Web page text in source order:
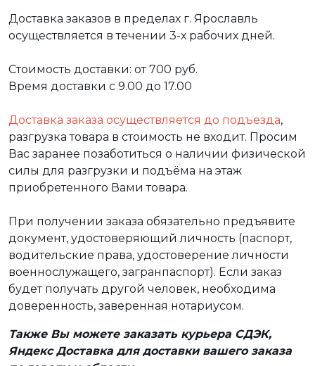
Доставка заказов в пределах г. Ярославль
осуществляется в течении 3-х рабочих дней.
Стоимость доставки: от 700 руб.
Время доставки с 9.00 до 17.00
Доставка заказа осуществляется до подъезда,
разгрузка товара в стоимость не входит. Просим
Вас заранее позаботиться о наличии физической
силы для разгрузки и подъёма на этаж
приобретенного Вами товара.
При получении заказа обязательно предъявите
документ, удостоверяющий личность (паспорт,
водительские права, удостоверение личности
военнослужащего, загранпаспорт). Если заказ
будет получать другой человек, необходима
доверенность, заверенная нотариусом.
Также Вы можете заказать курьера СДЭК,
Яндекс Доставка для доставки вашего заказа